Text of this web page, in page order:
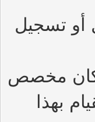
تسجيل
مخصص
بهذا